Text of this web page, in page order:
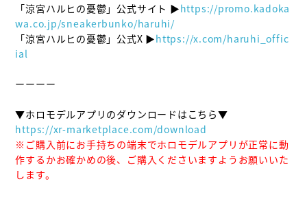
「涼宮ハルヒの憂鬱」公式サイト ▶https://promo.kadoka
wa.co.jp/sneakerbunko/haruhi/
「涼宮ハルヒの憂鬱」公式X ▶https://x.com/haruhi_offic
ial
ーーーー
https://xr-marketplace.com/download
※ご購入前にお手持ちの端末でホロモデルアプリが正常に動
作するかお確かめの後、ご購入くださいますようお願いいた
します。